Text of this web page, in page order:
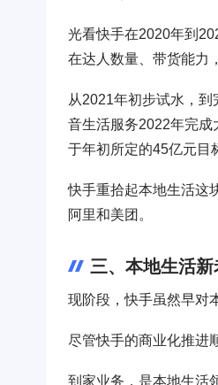
光看快手在2020年到
在达人数量、带货能力
从2021年初步试水，
音生活服务2022年完
于年初所定的45亿元目
快手重拾起本地生活这
阿里和美团。
三、本地生活
现阶段，快手虽然早对
尽管快手的商业化推进
到家业务，是本地生活